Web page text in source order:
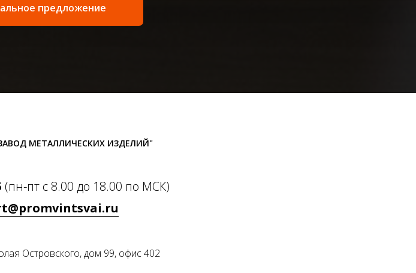
предложение
МЕТАЛЛИЧЕСКИХ ИЗДЕЛИЙ"
(пн-пт с 8.00 до 18.00 по МСК)
Островского, дом 99, офис 402